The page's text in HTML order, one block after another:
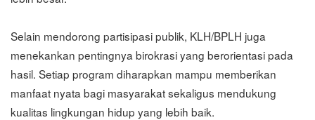
Selain mendorong partisipasi publik, KLH/BPLH juga
menekankan pentingnya birokrasi yang berorientasi pada
hasil. Setiap program diharapkan mampu memberikan
manfaat nyata bagi masyarakat sekaligus mendukung
kualitas lingkungan hidup yang lebih baik.